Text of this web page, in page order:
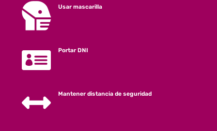
 Usar mascarilla
 Portar DNI
 Mantener distancia de seguridad